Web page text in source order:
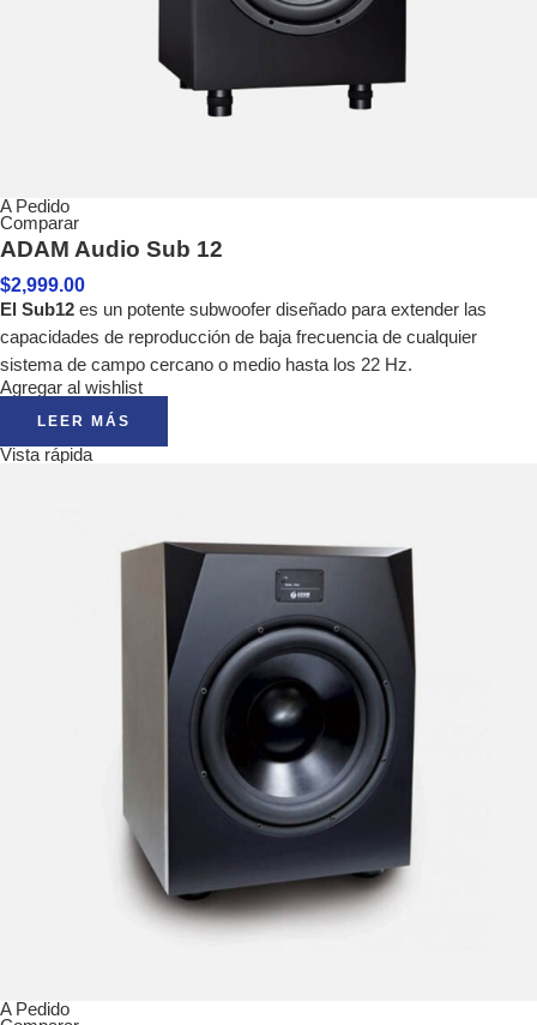
A Pedido
Comparar
ADAM Audio Sub 12
$2,999.00
El Sub12 es un potente subwoofer diseñado para extender las
capacidades de reproducción de baja frecuencia de cualquier
sistema de campo cercano o medio hasta los 22 Hz.
Agregar al wishlist
LEER MÁS
Vista rápida
A Pedido